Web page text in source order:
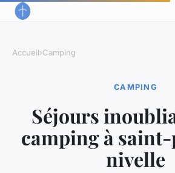
Accueil›Camping
CAMPING
Séjours
camping à
nivelle